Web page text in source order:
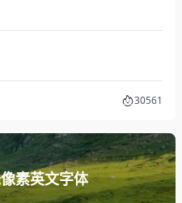
30561
素英文字体